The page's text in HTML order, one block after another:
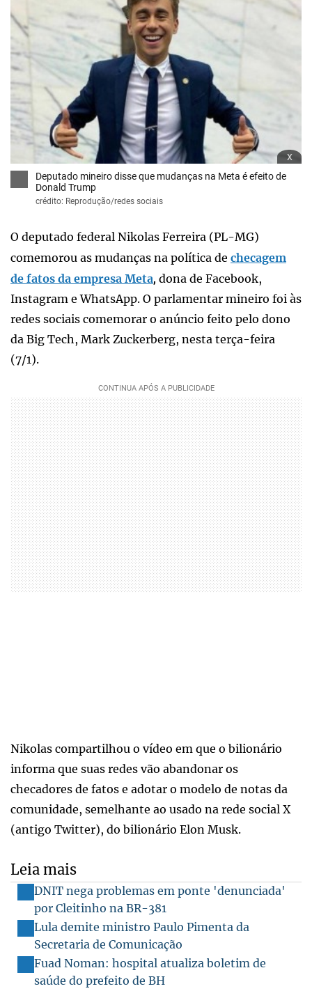
x
Deputado mineiro disse que mudanças na Meta é efeito de
Donald Trump
crédito: Reprodução/redes sociais
O deputado federal Nikolas Ferreira (PL-MG)
comemorou as mudanças na política de checagem
de fatos da empresa Meta, dona de Facebook,
Instagram e WhatsApp. O parlamentar mineiro foi às
redes sociais comemorar o anúncio feito pelo dono
da Big Tech, Mark Zuckerberg, nesta terça-feira
(7/1).
Nikolas compartilhou o vídeo em que o bilionário
informa que suas redes vão abandonar os
checadores de fatos e adotar o modelo de notas da
comunidade, semelhante ao usado na rede social X
(antigo Twitter), do bilionário Elon Musk.
Leia mais
DNIT nega problemas em ponte 'denunciada'
por Cleitinho na BR-381
Lula demite ministro Paulo Pimenta da
Secretaria de Comunicação
Fuad Noman: hospital atualiza boletim de
saúde do prefeito de BH